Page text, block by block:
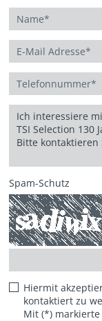
Spam-Schutz
Hiermit
kontaktiert zu
Mit (*)